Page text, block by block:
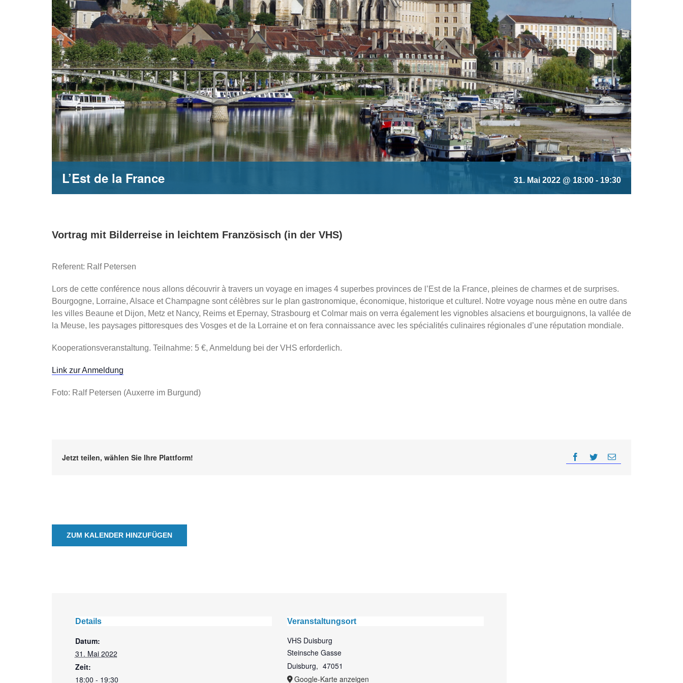
L’Est de la France 31. Mai 2022 @ 18:00 - 19:30
Vortrag mit Bilderreise in leichtem Französisch (in der VHS)
Referent: Ralf Petersen
Lors de cette conférence nous allons découvrir à travers un voyage en images 4 superbes provinces de l’Est de la France, pleines de charmes et de surprises.
Bourgogne, Lorraine, Alsace et Champagne sont célèbres sur le plan gastronomique, économique, historique et culturel. Notre voyage nous mène en outre dans
les villes Beaune et Dijon, Metz et Nancy, Reims et Epernay, Strasbourg et Colmar mais on verra également les vignobles alsaciens et bourguignons, la vallée de
la Meuse, les paysages pittoresques des Vosges et de la Lorraine et on fera connaissance avec les spécialités culinaires régionales d’une réputation mondiale.
Kooperationsveranstaltung. Teilnahme: 5 €, Anmeldung bei der VHS erforderlich.
Link zur Anmeldung
Foto: Ralf Petersen (Auxerre im Burgund)
Jetzt teilen, wählen Sie Ihre Plattform!
ZUM KALENDER HINZUFÜGEN
Details
Datum:
31. Mai 2022
Zeit:
18:00 - 19:30
Veranstaltungsort
VHS Duisburg
Steinsche Gasse
Duisburg, 47051
Google-Karte anzeigen